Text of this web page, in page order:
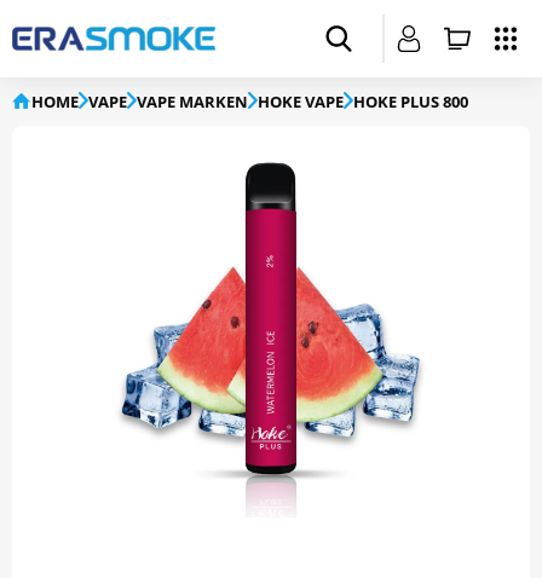
HOME VAPE VAPE MARKEN HOKE VAPE HOKE PLUS 800